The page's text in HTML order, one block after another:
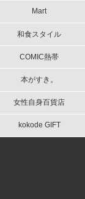
Mart
和食スタイル
COMIC熱帯
本がすき。
女性自身百貨店
kokode GIFT